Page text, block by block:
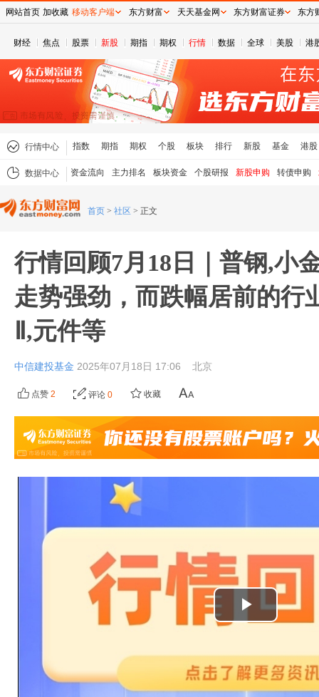
财经 焦点 股票 新股 期指 期权 行情 数据 全球 美股 港
行情中心 指数 期指 期权 个股 板块 排行 新股 基金 港股
数据中心 资金流向 主力排名 板块资金 个股研报 新股申购 转债申购
首页 > 社区 > 正文
行情回顾7月18日｜普钢,小
走势强劲，而跌幅居前的行
Ⅱ,元件等
中信建投基金 2025年07月18日 17:06 北京
点赞 2 评论 0 收藏
播
放
视
网站首页 加收藏 移动客户端 东方财富 天天基金网 东方财富证券 东方